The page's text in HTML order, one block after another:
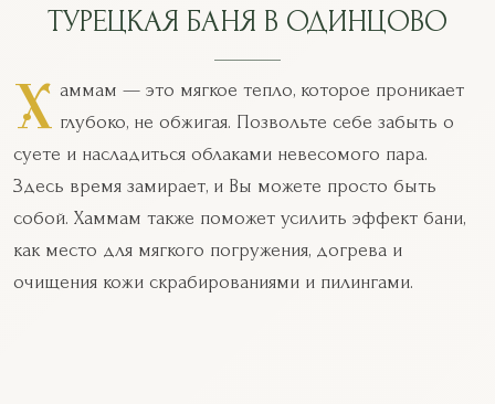
ТУРЕЦКАЯ БАНЯ В ОДИНЦОВО
Х аммам — это мягкое тепло, которое проникает
глубоко, не обжигая. Позвольте себе забыть о
суете и насладиться облаками невесомого пара.
Здесь время замирает, и Вы можете просто быть
собой. Хаммам также поможет усилить эффект бани,
как место для мягкого погружения, догрева и
очищения кожи скрабированиями и пилингами.